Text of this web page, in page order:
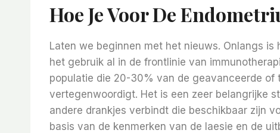
Hoe Je Voor De
Laten we beginnen met het nieuws. Onlangs
het gebruik al in de frontlinie van
populatie die 20-30% van de geavanceerde of
vertegenwoordigt. Het is een zeer belangrijke
andere drankjes verbindt die beschikbaar zijn
basis van de kenmerken van de laesie en de